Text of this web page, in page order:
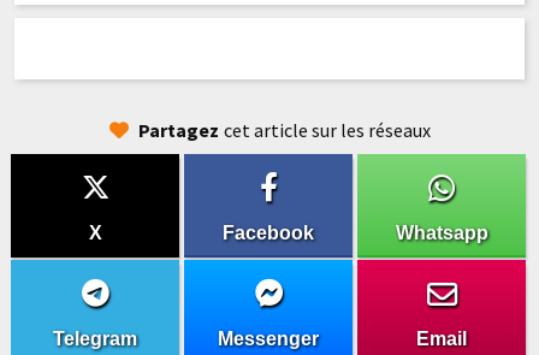
Partagez cet article sur les réseaux
X Facebook Whatsapp
Telegram Messenger Email